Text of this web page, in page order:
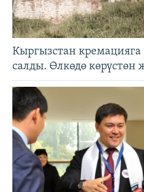
Кыргызстан
салды. Өлкөдө көрүстөн